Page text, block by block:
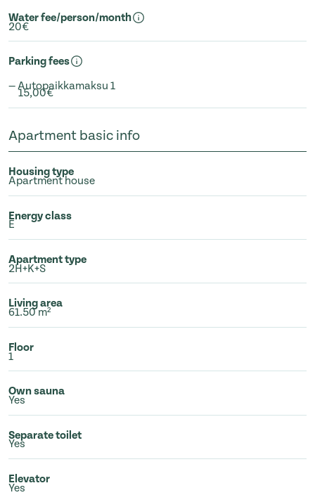
Water fee/person/month
20€
Parking fees
— Autopaikkamaksu 1
15,00€
Apartment basic info
Housing type
Apartment house
Energy class
E
Apartment type
2H+K+S
Living area
61.50 m²
Floor
1
Own sauna
Yes
Separate toilet
Yes
Elevator
Yes